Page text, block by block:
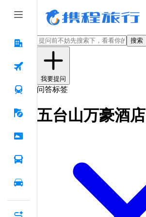
搜索
我要提问
问答标签
五台山万豪酒店